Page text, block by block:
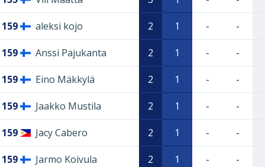
159 aleksi kojo 2 1 - -
159 Anssi Pajukanta 2 1 - -
159 Eino Mäkkylä 2 1 - -
159 Jaakko Mustila 2 1 - -
159 Jacy Cabero 2 1 - -
159 Jarmo Koivula 2 1 - -